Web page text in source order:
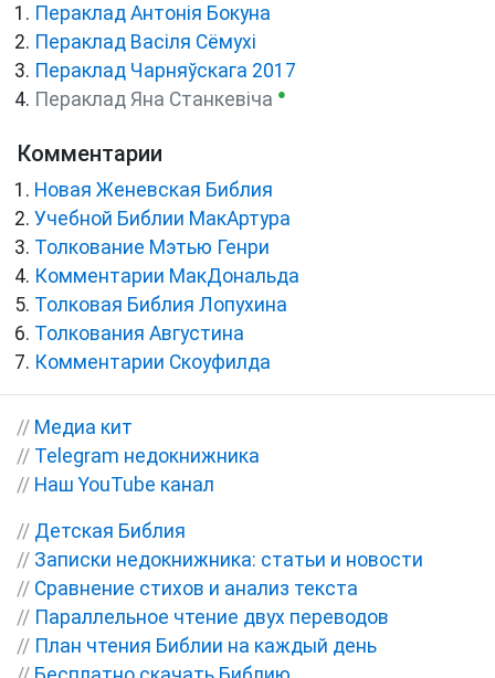
Пераклад Антонія Бокуна
Пераклад Васіля Сёмухі
Пераклад Чарняўскага 2017
Пераклад Яна Станкевіча ●
Комментарии
Новая Женевская Библия
Учебной Библии МакАртура
Толкование Мэтью Генри
Комментарии МакДональда
Толковая Библия Лопухина
Толкования Августина
Комментарии Скоуфилда
// Медиа кит
// Telegram недокнижника
// Наш YouTube канал
// Детская Библия
// Записки недокнижника: статьи и новости
// Сравнение стихов и анализ текста
// Параллельное чтение двух переводов
// План чтения Библии на каждый день